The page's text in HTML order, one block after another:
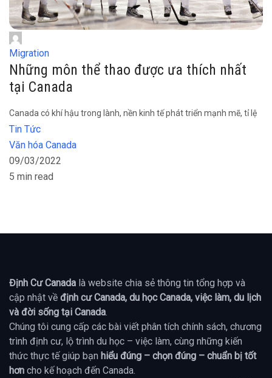
Migration
Những môn thể thao được ưa thích nhất
tại Canada
Canada có khí hậu trong lành, nền kinh tế phát triển mạnh mẽ, tỉ lệ
Tin Tức
Văn hóa Canada
09/03/2022
5 min read
Định Cư Canada là website chia sẻ thông tin tổng hợp và
cập nhật về định cư Canada, du học Canada, việc làm, du lịch
và đời sống tại Canada
Chúng tôi cung cấp các bài viết phân tích chính sách, chương
trình định cư, lộ trình du học – việc làm, cùng những kiến
thức thực tế giúp bạn hiểu đúng – chọn đúng – chuẩn bị tốt
hơn cho kế hoạch đến Canada.